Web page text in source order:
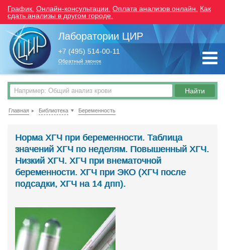
График. Онлайн-консультации. Оплата анализов онлайн.
Как
сдать анализы в другом городе.
Лаборатории ЦИР
+7 (495) 514-00-11
Обратный звонок
Главная Библиотека Беременность
Норма ХГЧ при беременности. Таблица
значений ХГЧ по неделям. Повышенный ХГЧ.
Низкий ХГЧ. ХГЧ при внематочной
беременности. ХГЧ при ЭКО (ХГЧ после
подсадки, ХГЧ на 14 дпп).